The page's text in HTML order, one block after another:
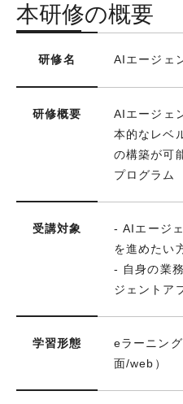
本研修の概要
研修名 AIエージェ
研修概要
AIエージェ
本的なレベ
の構築が可
プログラム
受講対象
- AIエージ
を進めたい
- 自身の業
ジェントア
学習形態
eラーニン
面/web）